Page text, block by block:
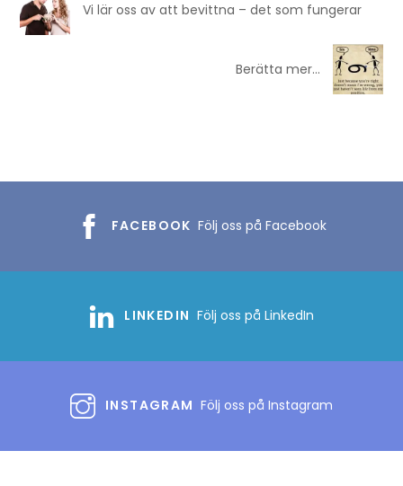
Vi lär oss av att bevittna – det som fungerar
Berätta mer…
FACEBOOK Följ oss på Facebook
LINKEDIN Följ oss på LinkedIn
INSTAGRAM Följ oss på Instagram